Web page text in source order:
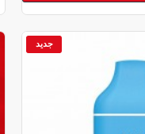
جديد